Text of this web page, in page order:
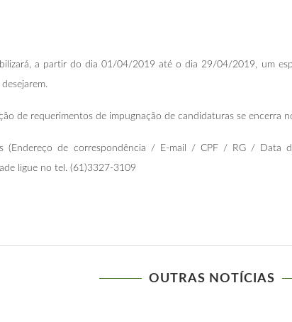
a partir do dia 01/04/2019 até o dia 29/04/2019, um
de requerimentos de impugnação de candidaturas se encerra
(Endereço de correspondência / E-mail / CPF / RG / Data
ligue no tel. (61)3327-3109
OUTRAS NOTÍCIAS